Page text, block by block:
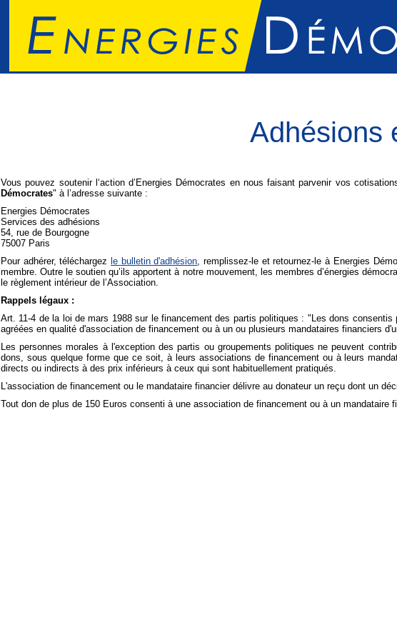
Adhésions
Vous pouvez soutenir l‘action d’Energies Démocrates en nous faisant parvenir vos
Démocrates" à l’adresse suivante :
Energies Démocrates
Services des adhésions
54, rue de Bourgogne
75007 Paris
Pour adhérer, téléchargez le bulletin d'adhésion, remplissez-le et retournez-le à Energies
membre. Outre le soutien qu’ils apportent à notre mouvement, les membres d’énergies
le règlement intérieur de l’Association.
Rappels légaux :
Art. 11-4 de la loi de mars 1988 sur le financement des partis politiques : "Les dons
agréées en qualité d'association de financement ou à un ou plusieurs mandataires financiers
Les personnes morales à l'exception des partis ou groupements politiques ne peuvent
dons, sous quelque forme que ce soit, à leurs associations de financement ou à leurs
directs ou indirects à des prix inférieurs à ceux qui sont habituellement pratiqués.
L'association de financement ou le mandataire financier délivre au donateur un reçu dont un
Tout don de plus de 150 Euros consenti à une association de financement ou à un mandataire